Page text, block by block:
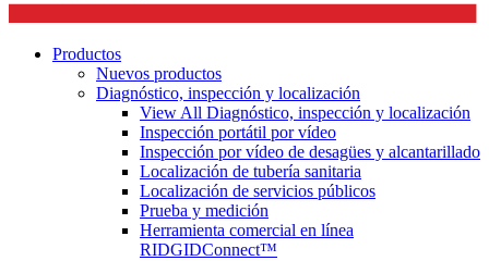
Productos
Nuevos productos
Diagnóstico, inspección y localización
View All Diagnóstico, inspección y localización
Inspección portátil por vídeo
Inspección por vídeo de desagües y alcantarillado
Localización de tubería sanitaria
Localización de servicios públicos
Prueba y medición
Herramienta comercial en línea
RIDGIDConnect™